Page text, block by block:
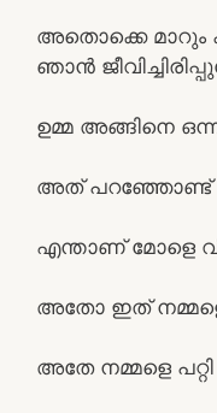
അതൊക്കെ മാറും
ഞാൻ
ഉമ്മ അങ്ങിനെ
അത് പറഞ്ഞോണ്ട്
എന്താണ് മോളെ
അതോ ഇത്
അതേ നമ്മളെ